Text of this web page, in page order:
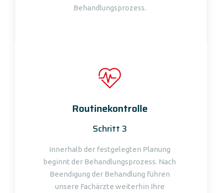
Behandlungsprozess.
Routinekontrolle
Schritt 3
Innerhalb der festgelegten Planung
beginnt der Behandlungsprozess. Nach
Beendigung der Behandlung führen
unsere Fachärzte weiterhin Ihre